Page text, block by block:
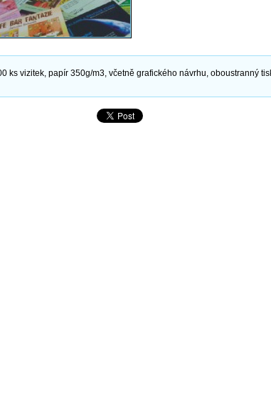
ks vizitek, papír 350g/m3, včetně grafického návrhu, oboustranný